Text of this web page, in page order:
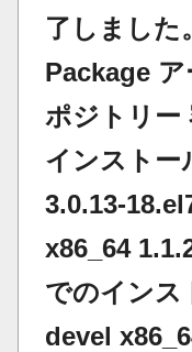
了しました
Package
ポジトリー
インスト
3.0.13-
x86_64
でのイン
devel